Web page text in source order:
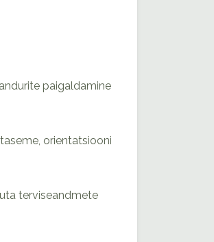
paigaldamine
orientatsiooni
terviseandmete